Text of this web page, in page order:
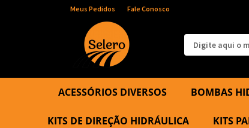
Meus Pedidos Fale Conosco
ACESSÓRIOS DIVERSOS BOMBAS
KITS DE DIREÇÃO HIDRÁULICA KITS